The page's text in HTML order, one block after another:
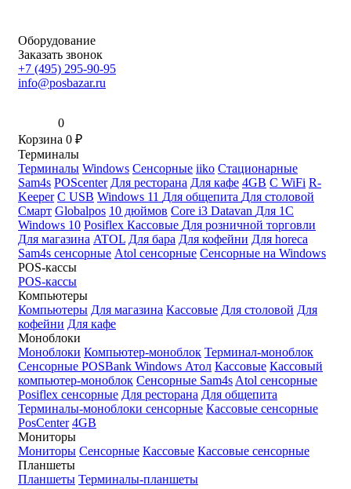
Оборудование
Заказать звонок
+7 (495) 295-90-95
info@posbazar.ru
0
Корзина 0 ₽
Терминалы
Терминалы Windows Сенсорные iiko Стационарные
Sam4s POScenter Для ресторана Для кафе 4GB С WiFi R-
Keeper С USB Windows 11 Для общепита Для столовой
Смарт Globalpos 10 дюймов Core i3 Datavan Для 1С
Windows 10 Posiflex Кассовые Для розничной торговли
Для магазина ATOL Для бара Для кофейни Для horeca
Sam4s сенсорные Atol сенсорные Сенсорные на Windows
POS-кассы
POS-кассы
Компьютеры
Компьютеры Для магазина Кассовые Для столовой Для
кофейни Для кафе
Моноблоки
Моноблоки Компьютер-моноблок Терминал-моноблок
Сенсорные POSBank Windows Атол Кассовые Кассовый
компьютер-моноблок Сенсорные Sam4s Atol сенсорные
Posiflex сенсорные Для ресторана Для общепита
Терминалы-моноблоки сенсорные Кассовые сенсорные
PosCenter 4GB
Мониторы
Мониторы Сенсорные Кассовые Кассовые сенсорные
Планшеты
Планшеты Терминалы-планшеты